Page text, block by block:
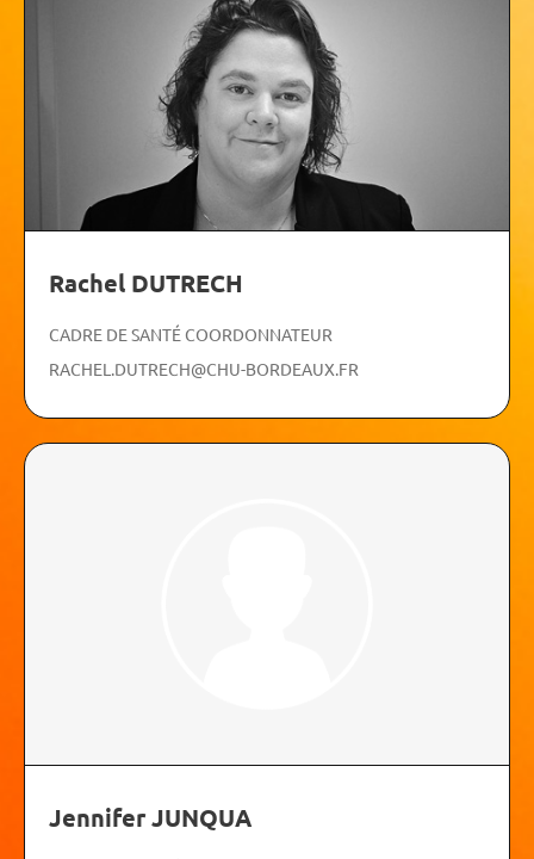
Rachel DUTRECH
CADRE DE SANTÉ COORDONNATEUR
RACHEL.DUTRECH@CHU-BORDEAUX.FR
Jennifer JUNQUA